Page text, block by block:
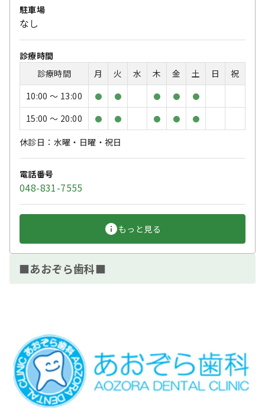
駐車場
なし
診療時間
診療時間
月 火 水 木 金 土 日
祝
10:00 〜 13:00
● ● ● ● ●
15:00 〜 20:00 ● ● ● ● ●
休診日：水曜・日曜・祝日
電話番号
048-831-7555
もっと見る
■あおぞら歯科■